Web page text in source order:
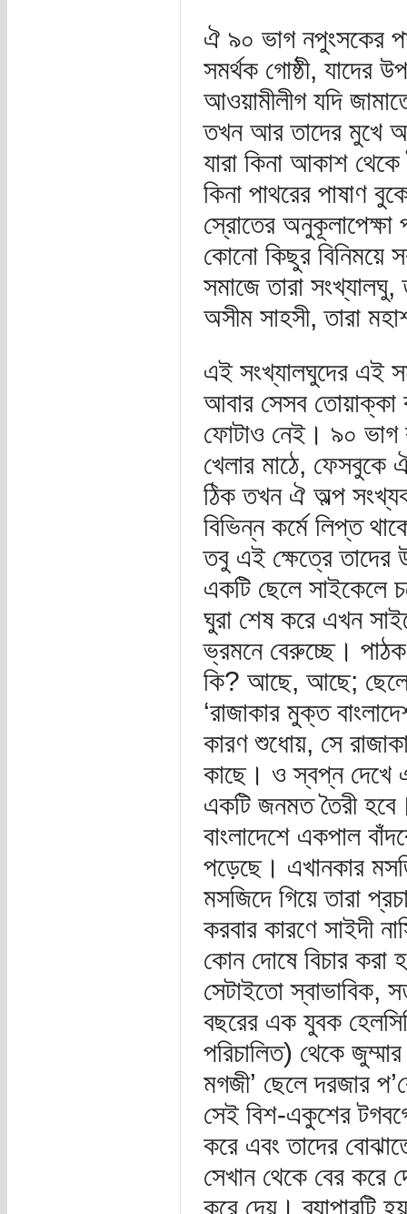
ঐ ৯০ ভাগ নপুংসকের
সমর্থক গোষ্ঠী, যাদের
আওয়ামীলীগ যদি
তখন আর তাদের মুখে
যারা কিনা আকাশ থেকে
কিনা পাথরের পাষাণ
স্রোতের অনুকূলাপেক্ষা
কোনো কিছুর বিনিময়ে
সমাজে তারা সংখ্যালঘু,
অসীম সাহসী, তারা
এই সংখ্যালঘুদের এই
আবার সেসব তোয়াক্কা
ফোটাও নেই। ৯০ ভাগ
খেলার মাঠে, ফেসবুকে
ঠিক তখন ঐ অল্প সংখ্যক
বিভিন্ন কর্মে লিপ্ত
তবু এই ক্ষেত্রে তাদের
একটি ছেলে সাইকেলে
ঘুরা শেষ করে এখন
ভ্রমনে বেরুচ্ছে। পাঠক
কি? আছে, আছে;
‘রাজাকার মুক্ত
কারণ শুধোয়, সে
কাছে। ও স্বপ্ন দেখে
একটি জনমত তৈরী হবে।
বাংলাদেশে একপাল
পড়েছে। এখানকার
মসজিদে গিয়ে তারা
করবার কারণে সাইদী
কোন দোষে বিচার করা
সেটাইতো স্বাভাবিক,
বছরের এক যুবক
পরিচালিত) থেকে
মগজী’ ছেলে দরজার
সেই বিশ-একুশের
করে এবং তাদের
সেখান থেকে বের করে
করে দেয়। ব্যাপারটি